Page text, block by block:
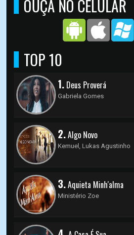
OUÇA NO CELULAR
TOP 10
1. Deus Proverá
Gabriela Gomes
2.Algo Novo
Kemuel, Lukas Agustinho
3.Aquieta Minh'alma
Ministério Zoe